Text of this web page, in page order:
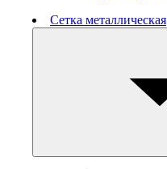
Сетка металлическая